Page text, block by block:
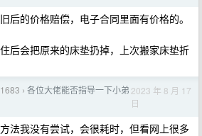
后的价格赔偿，电子合同里面有价格的。
后会把原来的床垫扔掉，上次搬家床垫折
› 各位大佬能否指导一下小弟 2023 年 8 月 17
日
法我没有尝试，会很耗时，但看网上很多